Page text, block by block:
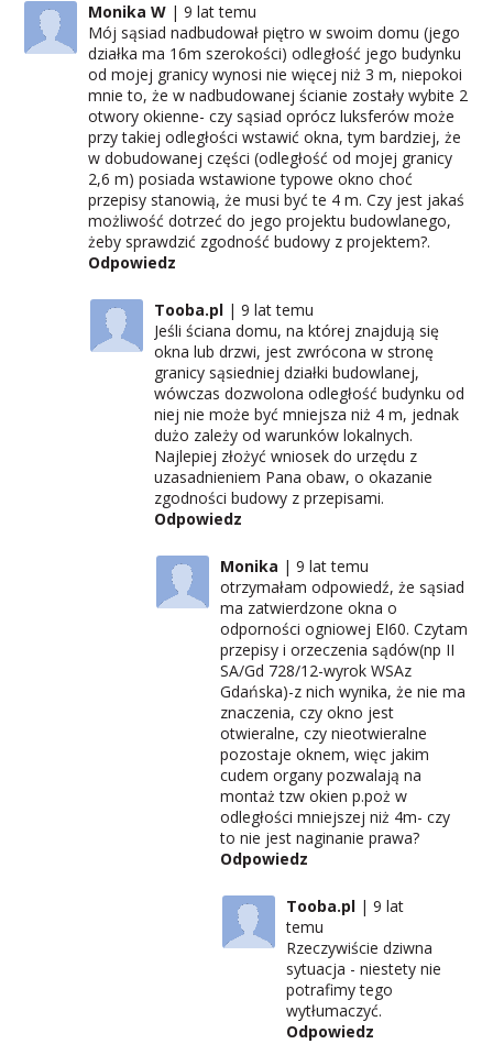
Monika W
9 lat temu
Mój sąsiad nadbudował piętro w swoim domu (jego
działka ma 16m szerokości) odległość jego budynku
od mojej granicy wynosi nie więcej niż 3 m, niepokoi
mnie to, że w nadbudowanej ścianie zostały wybite 2
otwory okienne- czy sąsiad oprócz luksferów może
przy takiej odległości wstawić okna, tym bardziej, że
w dobudowanej części (odległość od mojej granicy
2,6 m) posiada wstawione typowe okno choć
przepisy stanowią, że musi być te 4 m. Czy jest jakaś
możliwość dotrzeć do jego projektu budowlanego,
żeby sprawdzić zgodność budowy z projektem?.
Odpowiedz
Tooba.pl
9 lat temu
Jeśli ściana domu, na której znajdują się
okna lub drzwi, jest zwrócona w stronę
granicy sąsiedniej działki budowlanej,
wówczas dozwolona odległość budynku od
niej nie może być mniejsza niż 4 m, jednak
dużo zależy od warunków lokalnych.
Najlepiej złożyć wniosek do urzędu z
uzasadnieniem Pana obaw, o okazanie
zgodności budowy z przepisami.
Odpowiedz
Monika
9 lat temu
otrzymałam odpowiedź, że sąsiad
ma zatwierdzone okna o
odporności ogniowej EI60. Czytam
przepisy i orzeczenia sądów(np II
SA/Gd 728/12-wyrok WSAz
Gdańska)-z nich wynika, że nie ma
znaczenia, czy okno jest
otwieralne, czy nieotwieralne
pozostaje oknem, więc jakim
cudem organy pozwalają na
montaż tzw okien p.poż w
odległości mniejszej niż 4m- czy
to nie jest naginanie prawa?
Odpowiedz
Tooba.pl
9 lat
temu
Rzeczywiście dziwna
sytuacja - niestety nie
potrafimy tego
wytłumaczyć.
Odpowiedz